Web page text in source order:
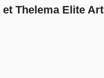
Thelema Elite Art